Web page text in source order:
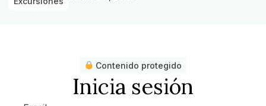
Contenido protegido
Inicia sesión